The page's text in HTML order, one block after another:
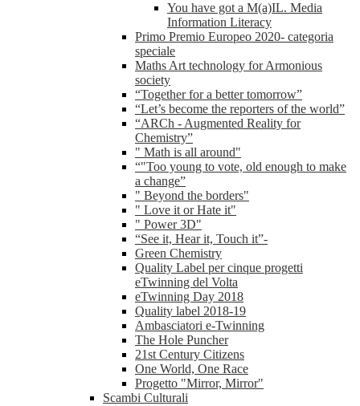
You have got a M(a)IL. Media
Information Literacy
Primo Premio Europeo 2020- categoria
speciale
Maths Art technology for Armonious
society
“Together for a better tomorrow”
“Let’s become the reporters of the world”
“ARCh - Augmented Reality for
Chemistry”
" Math is all around"
“"Too young to vote, old enough to make
a change”
" Beyond the borders"
" Love it or Hate it"
" Power 3D"
“See it, Hear it, Touch it”-
Green Chemistry
Quality Label per cinque progetti
eTwinning del Volta
eTwinning Day 2018
Quality label 2018-19
Ambasciatori e-Twinning
The Hole Puncher
21st Century Citizens
One World, One Race
Progetto "Mirror, Mirror"
Scambi Culturali